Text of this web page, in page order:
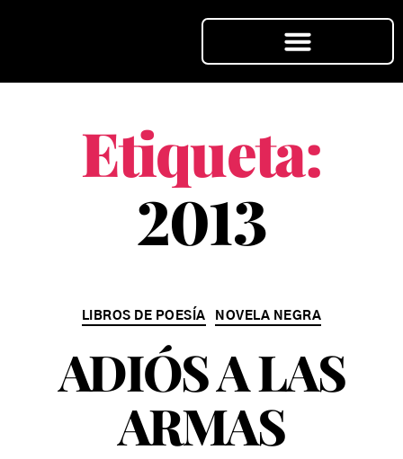
Etiqueta:
2013
LIBROS DE POESÍA NOVELA NEGRA
ADIÓS A LAS
ARMAS